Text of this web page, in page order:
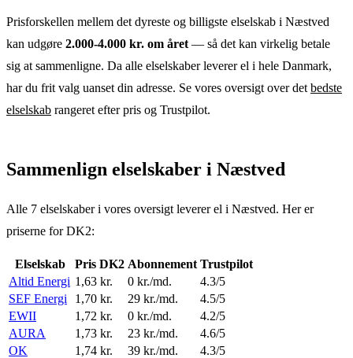
Prisforskellen mellem det dyreste og billigste elselskab i Næstved
kan udgøre 2.000-4.000 kr. om året — så det kan virkelig betale
sig at sammenligne. Da alle elselskaber leverer el i hele Danmark,
har du frit valg uanset din adresse. Se vores oversigt over det bedste
elselskab rangeret efter pris og Trustpilot.
Sammenlign elselskaber i Næstved
Alle 7 elselskaber i vores oversigt leverer el i Næstved. Her er
priserne forDK2:
Elselskab Pris DK2 Abonnement Trustpilot
Altid Energi 1,63 kr. 0 kr./md.
4.3/5
SEF Energi
1,70 kr. 29 kr./md.
4.5/5
EWII
1,72 kr. 0 kr./md.
4.2/5
AURA
1,73 kr. 23 kr./md.
4.6/5
OK
1,74 kr. 39 kr./md.
4.3/5